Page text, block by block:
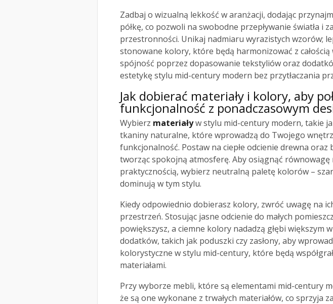
Zadbaj o wizualną lekkość w aranżacji, dodając
półkę, co pozwoli na swobodne przepływanie światła i
przestronności. Unikaj nadmiaru wyrazistych wzorów;
stonowane kolory, które będą harmonizować z
spójność poprzez dopasowanie tekstyliów oraz
estetykę stylu mid-century modern bez przytłaczania
Jak dobierać materiały i kolory, aby
funkcjonalność z ponadczasowym
Wybierz materiaływ stylu mid-century modern, takie
tkaniny naturalne, które wprowadzą do Twojego
funkcjonalność. Postaw na ciepłe odcienie drewna oraz
tworząc spokojną atmosferę. Aby osiągnąć równowagę
praktycznością, wybierz neutralną paletę kolorów –
dominują w tym stylu.
Kiedy odpowiednio dobierasz kolory, zwróć uwagę na
przestrzeń. Stosując jasne odcienie do małych
powiększysz, a ciemne kolory nadadzą głębi większym
dodatków, takich jak poduszki czy zasłony, aby
kolorystyczne w stylu mid-century, które będą
materiałami.
Przy wyborze mebli, które są elementami mid-century
że są one wykonane z trwałych materiałów, co sprzyja